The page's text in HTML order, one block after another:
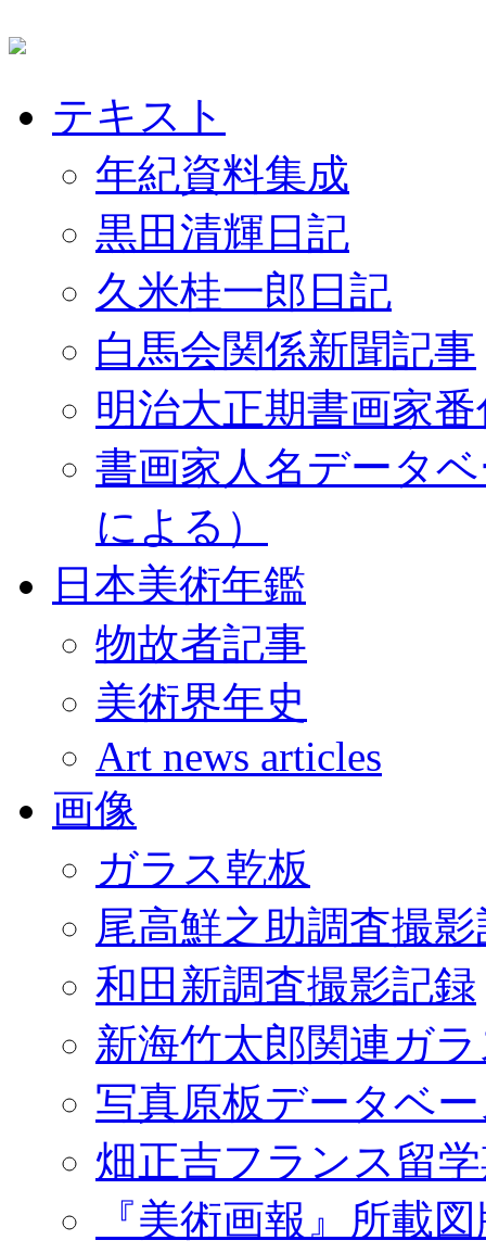
テキスト
年紀資料集成
黒田清輝日記
久米桂一郎日記
白馬会関係新聞記事
明治大正期書画家
書画家人名データ
による）
日本美術年鑑
物故者記事
美術界年史
Art news articles
画像
ガラス乾板
尾高鮮之助調査撮
和田新調査撮影記録
新海竹太郎関連ガ
写真原板データベ
畑正吉フランス留
『美術画報』所載